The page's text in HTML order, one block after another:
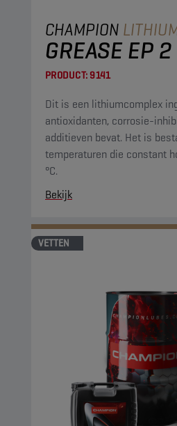
CHAMPION
GREASE EP 2
PRODUCT:9141
Dit is een lithiumcomplex
antioxidanten, corrosie-
additieven bevat. Het is
temperaturen die constant
°C.
Bekijk
VETTEN